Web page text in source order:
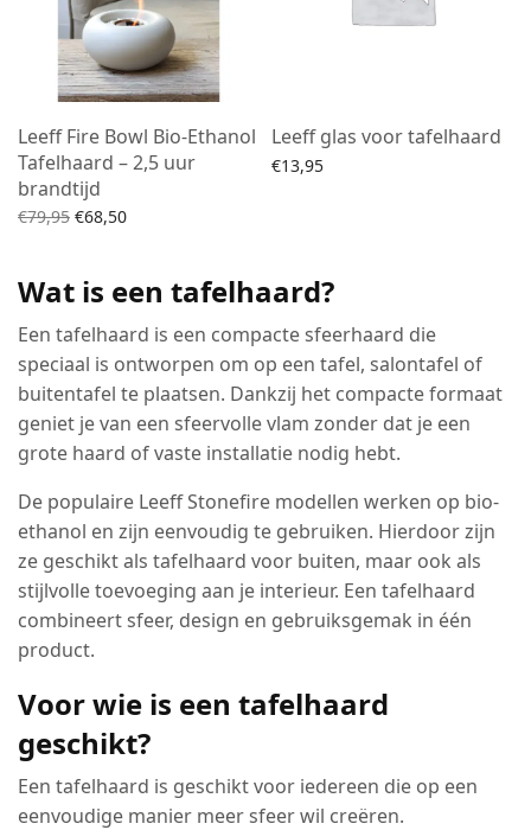
Leeff Fire Bowl Bio-Ethanol
Tafelhaard – 2,5 uur
brandtijd
€79,95 Oorspronkelijke
€68,50Huidige
Leeff glas voor tafelhaard
€13,95
Wat is een tafelhaard?
Een tafelhaard is een compacte sfeerhaard die
speciaal is ontworpen om op een tafel, salontafel of
buitentafel te plaatsen. Dankzij het compacte formaat
geniet je van een sfeervolle vlam zonder dat je een
grote haard of vaste installatie nodig hebt.
De populaire Leeff Stonefire modellen werken op bio-
ethanol en zijn eenvoudig te gebruiken. Hierdoor zijn
ze geschikt als tafelhaard voor buiten, maar ook als
stijlvolle toevoeging aan je interieur. Een tafelhaard
combineert sfeer, design en gebruiksgemak in één
product.
Voor wie is een tafelhaard
geschikt?
Een tafelhaard is geschikt voor iedereen die op een
eenvoudige manier meer sfeer wil creëren.